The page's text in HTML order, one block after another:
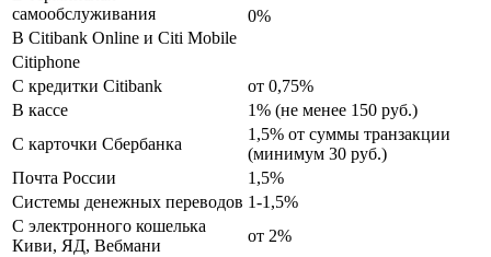
0%
самообслуживания
В Citibank Online и Citi Mobile
Citiphone
С кредитки Citibank
от 0,75%
В кассе
1% (не менее 150 руб.)
С карточки Сбербанка
1,5% от суммы транзакции
(минимум 30 руб.)
Почта России
1,5%
Системы денежных переводов 1-1,5%
С электронного кошелька
Киви, ЯД, Вебмани
от 2%